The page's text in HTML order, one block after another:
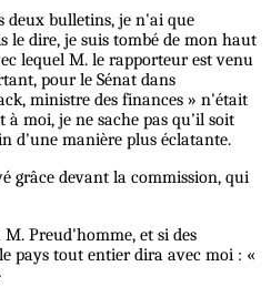
deux bulletins, je n'ai que
le dire, je suis tombé de mon haut
lequel M. le rapporteur est venu
pour le Sénat dans
ministre des finances » n'était
moi, je ne sache pas qu'il soit
d'une manière plus éclatante.
grâce devant la commission, qui
Preud'homme, et si des
pays tout entier dira avec moi : «